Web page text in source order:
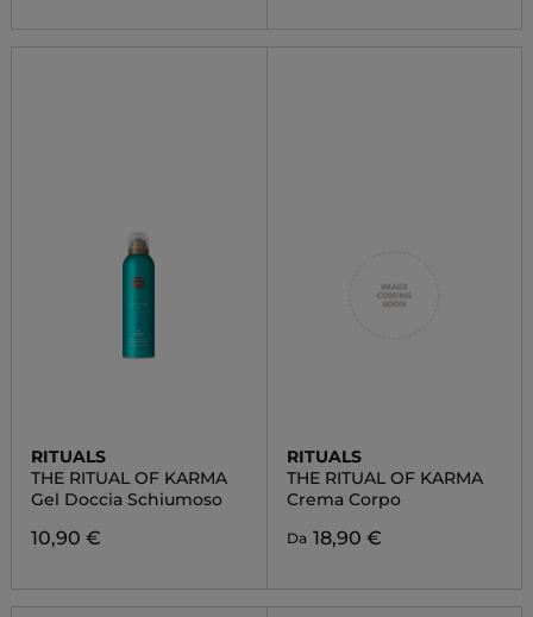
RITUALS
THE RITUAL OF KARMA
Gel Doccia Schiumoso
10,90 €
RITUALS
THE RITUAL OF KARMA
Crema Corpo
Da 18,90 €